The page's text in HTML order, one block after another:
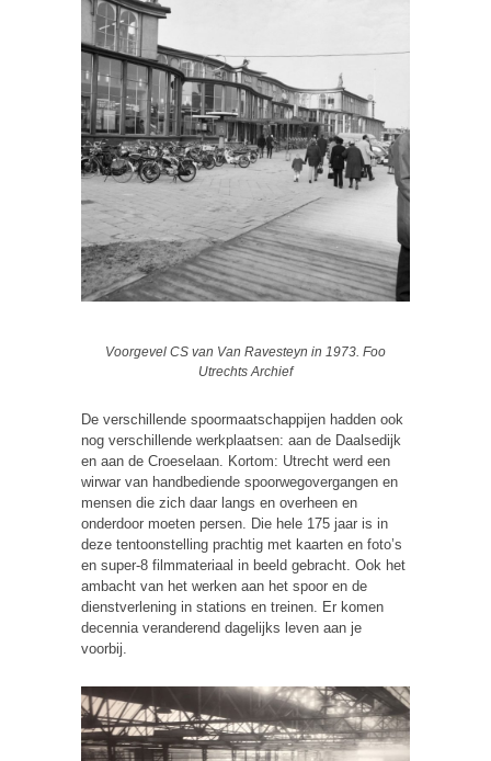
Voorgevel CS van Van Ravesteyn in 1973. Foo
Utrechts Archief
De verschillende spoormaatschappijen hadden ook
nog verschillende werkplaatsen: aan de Daalsedijk
en aan de Croeselaan. Kortom: Utrecht werd een
wirwar van handbediende spoorwegovergangen en
mensen die zich daar langs en overheen en
onderdoor moeten persen. Die hele 175 jaar is in
deze tentoonstelling prachtig met kaarten en foto’s
en super-8 filmmateriaal in beeld gebracht. Ook het
ambacht van het werken aan het spoor en de
dienstverlening in stations en treinen. Er komen
decennia veranderend dagelijks leven aan je
voorbij.